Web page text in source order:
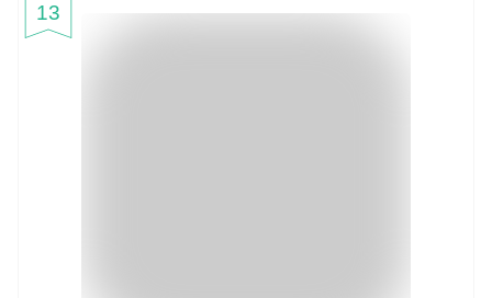
13